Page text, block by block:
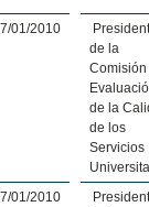
01/2010
de la
de la
de los
Servicios
01/2010